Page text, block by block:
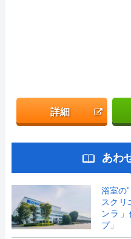
詳細
あわ
浴室の
スクリ
ンラ
プ」